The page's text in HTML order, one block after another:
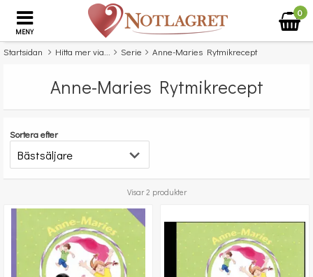
MENY
0
Startsidan Hitta mer via... Serie Anne-Maries Rytmikrecept
Anne-Maries Rytmikrecept
Sortera efter
Visar 2 produkter